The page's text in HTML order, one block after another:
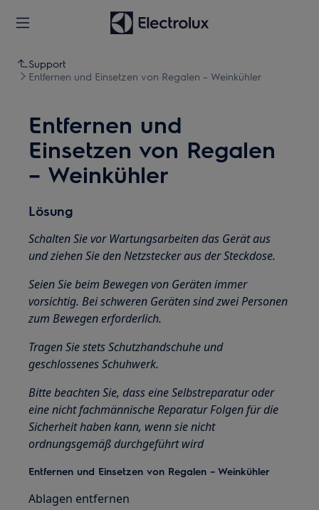
Support
Entfernen und Einsetzen von Regalen – Weinkühler
Entfernen und
Einsetzen von Regalen
– Weinkühler
Lösung
Schalten Sie vor Wartungsarbeiten das Gerät aus
und ziehen Sie den Netzstecker aus der Steckdose.
Seien Sie beim Bewegen von Geräten immer
vorsichtig. Bei schweren Geräten sind zwei Personen
zum Bewegen erforderlich.
Tragen Sie stets Schutzhandschuhe und
geschlossenes Schuhwerk.
Bitte beachten Sie, dass eine Selbstreparatur oder
eine nicht fachmännische Reparatur Folgen für die
Sicherheit haben kann, wenn sie nicht
ordnungsgemäß durchgeführt wird
Entfernen und Einsetzen von Regalen – Weinkühler
Ablagen entfernen